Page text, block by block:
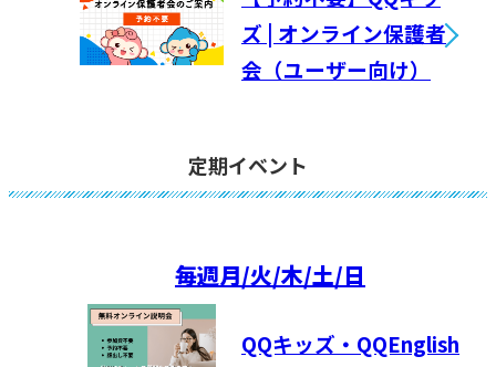
ズ | オンライン保護者
会（ユーザー向け）
定期イベント
毎週月/火/木/土/日
QQキッズ・QQEnglish